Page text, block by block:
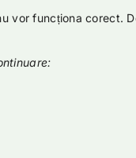
vor funcționa corect.